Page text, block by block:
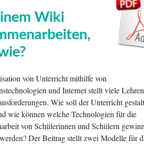
Wiki
von Unterricht mithilfe von
und Internet stellt viele
Wie soll der Unterricht
wie können welche Technologien für die
von Schülerinnen und Schülern
Der Beitrag stellt zwei Modelle für